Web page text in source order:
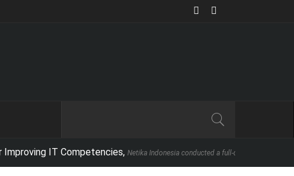
IT Competencies,Netika Indonesia conducted a full-day executive seminar in